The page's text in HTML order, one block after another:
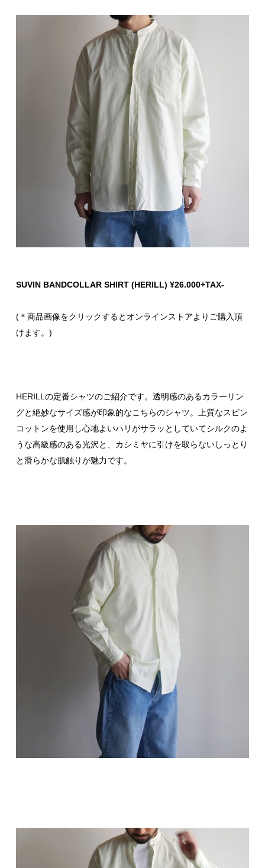
SUVIN BANDCOLLAR SHIRT (HERILL) ¥26.000+TAX-
(＊商品画像をクリックするとオンラインストアよりご購入頂
けます。)
HERILLの定番シャツのご紹介です。透明感のあるカラーリン
グと絶妙なサイズ感が印象的なこちらのシャツ。上質なスビン
コットンを使用し心地よいハリがサラッとしていてシルクのよ
うな高級感のある光沢と、カシミヤに引けを取らないしっとり
と滑らかな肌触りが魅力です。